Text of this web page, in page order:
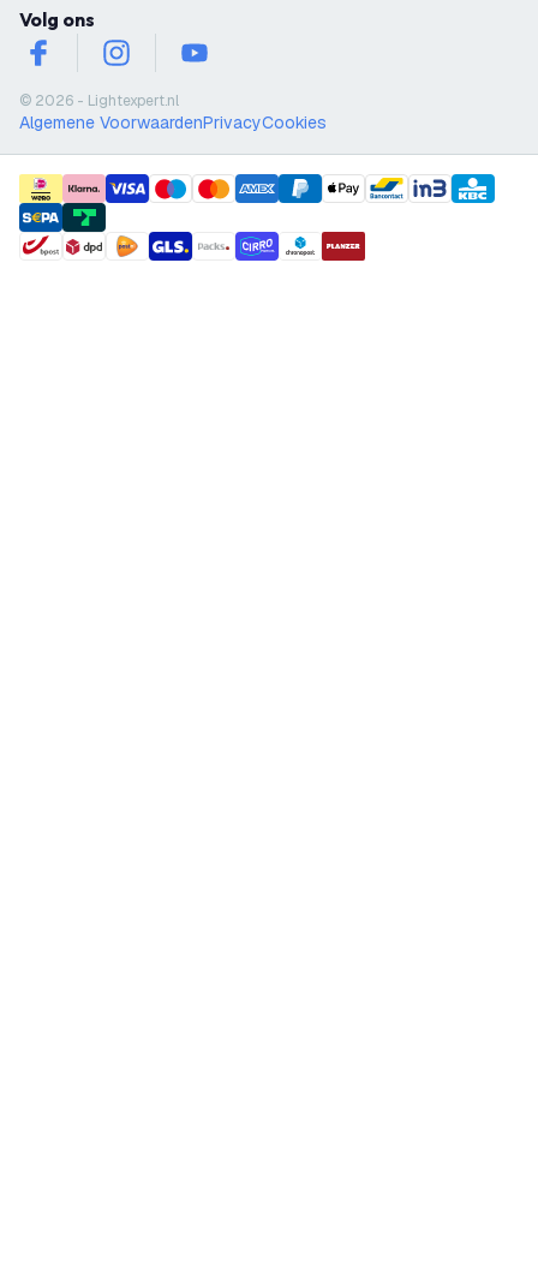
Volg ons
facebookinstagramyoutube
© 2026 - Lightexpert.nl
Algemene VoorwaardenPrivacyCookies
payment methods
shipment methods